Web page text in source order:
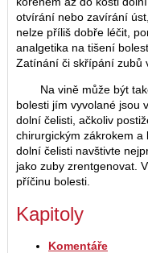
otvírání nebo zavírání
nelze příliš dobře léčit,
analgetika na tišení
Zatínání či skřípání zubů
Na vině může být
bolesti jím vyvolané jsou
dolní čelisti, ačkoliv
chirurgickým zákrokem
dolní čelisti navštivte
jako zuby zrentgenovat.
příčinu bolesti.
Kapitoly
Komentáře